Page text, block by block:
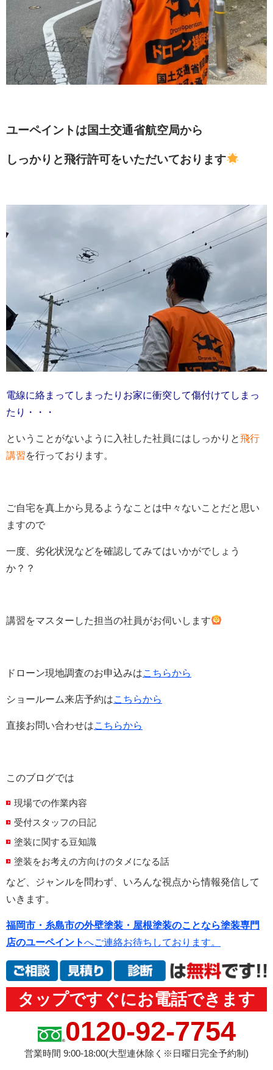
ユーペイントは国土交通省航空局から
しっかりと飛行許可をいただいております
電線に絡まってしまったりお家に衝突して傷付けてしまっ
たり・・・
ということがないように入社した社員にはしっかりと飛行
講習を行っております。
ご自宅を真上から見るようなことは中々ないことだと思い
ますので
一度、劣化状況などを確認してみてはいかがでしょう
か？？
講習をマスターした担当の社員がお伺いします
ドローン現地調査のお申込みはこちらから
ショールーム来店予約はこちらから
直接お問い合わせはこちらから
このブログでは
現場での作業内容
受付スタッフの日記
塗装に関する豆知識
塗装をお考えの方向けのタメになる話
など、ジャンルを問わず、いろんな視点から情報発信して
いきます。
福岡市・糸島市の外壁塗装・屋根塗装のことなら塗装専門
店のユーペイントへご連絡お待ちしております。
タップですぐにお電話できます
0120-92-7754
営業時間 9:00-18:00(大型連休除く※日曜日完全予約制)